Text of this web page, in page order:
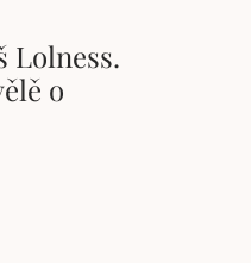
Lolness.
o